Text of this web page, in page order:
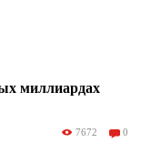
миллиардах
7672 0